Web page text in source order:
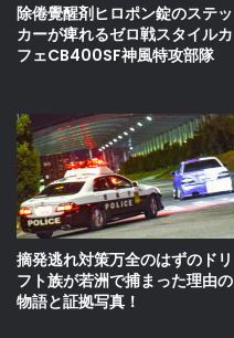
除倦覺醒剤ヒロポン錠のステッ
カーが痺れるゼロ戦スタイルカ
フェCB400SF神風特攻部隊
摘発逃れ対策万全のはずのドリ
フト族が若洲で捕まった理由の
物語と証拠写真！